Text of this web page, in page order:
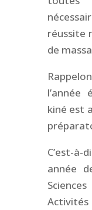
réussite
de
l’année
kiné est
C’est-
année